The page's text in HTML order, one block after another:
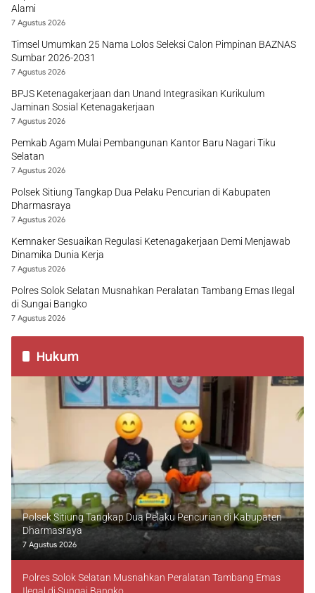
Alami
7 Agustus 2026
Timsel Umumkan 25 Nama Lolos Seleksi Calon Pimpinan BAZNAS
Sumbar 2026-2031
7 Agustus 2026
BPJS Ketenagakerjaan dan Unand Integrasikan Kurikulum
Jaminan Sosial Ketenagakerjaan
7 Agustus 2026
Pemkab Agam Mulai Pembangunan Kantor Baru Nagari Tiku
Selatan
7 Agustus 2026
Polsek Sitiung Tangkap Dua Pelaku Pencurian di Kabupaten
Dharmasraya
7 Agustus 2026
Kemnaker Sesuaikan Regulasi Ketenagakerjaan Demi Menjawab
Dinamika Dunia Kerja
7 Agustus 2026
Polres Solok Selatan Musnahkan Peralatan Tambang Emas Ilegal
di Sungai Bangko
7 Agustus 2026
Hukum
Polsek Sitiung Tangkap Dua Pelaku Pencurian di Kabupaten
Dharmasraya
7 Agustus 2026
Polres Solok Selatan Musnahkan Peralatan Tambang Emas